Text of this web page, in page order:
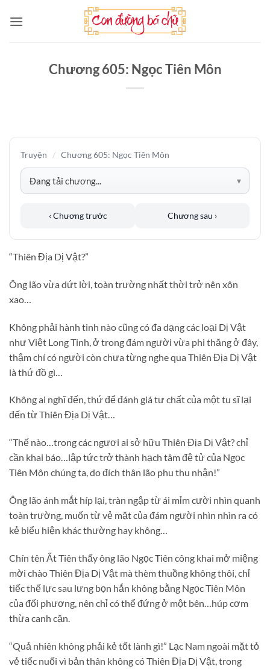
qua
Chương 605: Ngọc Tiên Môn
Truyện / Chương 605: Ngọc Tiên Môn
‹ Chương trước Chương sau ›
“Thiên Địa Dị Vật?”
Ông lão vừa dứt lời, toàn trường nhất thời trở nên xôn
xao…
Không phải hành tinh nào cũng có đa dạng các loại Dị Vật
như Việt Long Tinh, ở trong đám người vừa phi thăng ở đây,
thậm chí có người còn chưa từng nghe qua Thiên Địa Dị Vật
là thứ đồ gì…
Không ai nghĩ đến, thứ để đánh giá tư chất của một tu sĩ lại
đến từ Thiên Địa Dị Vật…
“Thế nào…trong các ngươi ai sở hữu Thiên Địa Dị Vật? chỉ
cần khai báo…lập tức trở thành hạch tâm đệ tử của Ngọc
Tiên Môn chúng ta, do đích thân lão phu thu nhận!”
Ông lão ánh mắt híp lại, tràn ngập từ ái mỉm cười nhìn quanh
toàn trường, muốn từ vẻ mặt của đám người nhìn nhìn ra có
kẻ biểu hiện khác thường hay không…
Chín tên Ất Tiên thấy ông lão Ngọc Tiên công khai mở miệng
mời chào Thiên Địa Dị Vật mà thèm thuồng không thôi, chỉ
tiếc thế lực sau lưng bọn hắn không bằng Ngọc Tiên Môn
của đối phương, nên chỉ có thể đứng ở một bên…húp cơm
thừa canh cặn.
“Quả nhiên không phải kẻ tốt lành gì!” Lạc Nam ngoài mặt tỏ
vẻ tiếc nuối vì bản thân không có Thiên Địa Dị Vật, trong